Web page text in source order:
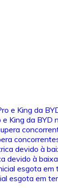
King da BYD
devido à
esgota em